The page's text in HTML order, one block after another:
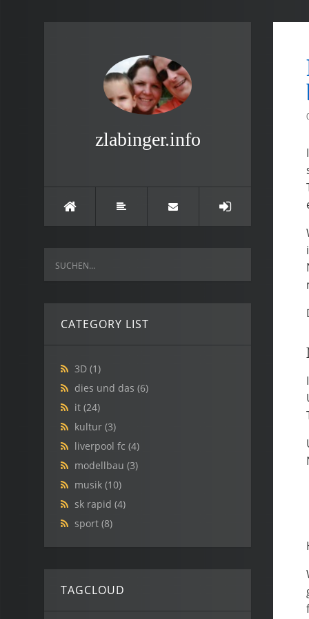
zlabinger.info
CATEGORY LIST
3D (1)
dies und das (6)
it (24)
kultur (3)
liverpool fc (4)
modellbau (3)
musik (10)
sk rapid (4)
sport (8)
TAGCLOUD